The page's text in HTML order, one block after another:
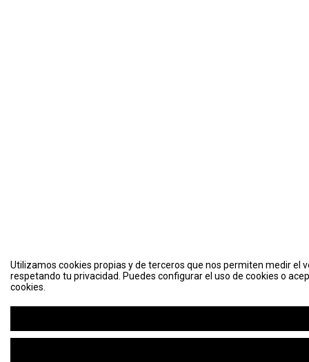
Utilizamos cookies propias y de terceros que nos permiten medir el
respetando tu privacidad. Puedes configurar el uso de cookies o
cookies.